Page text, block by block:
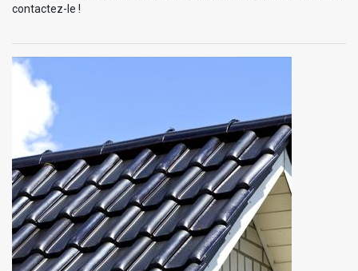
contactez-le !